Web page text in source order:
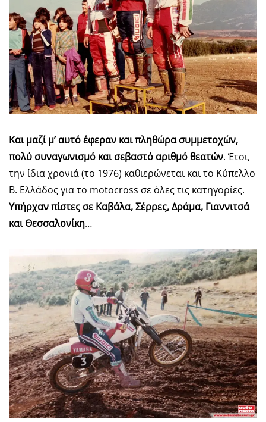
Και μαζί μ’ αυτό έφεραν και πληθώρα συμμετοχών,
πολύ συναγωνισμό και σεβαστό αριθμό θεατών. Έτσι,
την ίδια χρονιά (το 1976) καθιερώνεται και το Κύπελλο
Β. Ελλάδος για το motocross σε όλες τις κατηγορίες.
Υπήρχαν πίστες σε Καβάλα, Σέρρες, Δράμα, Γιαννιτσά
και Θεσσαλονίκη…